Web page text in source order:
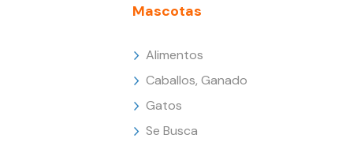
Mascotas
Alimentos
Caballos, Ganado
Gatos
Se Busca